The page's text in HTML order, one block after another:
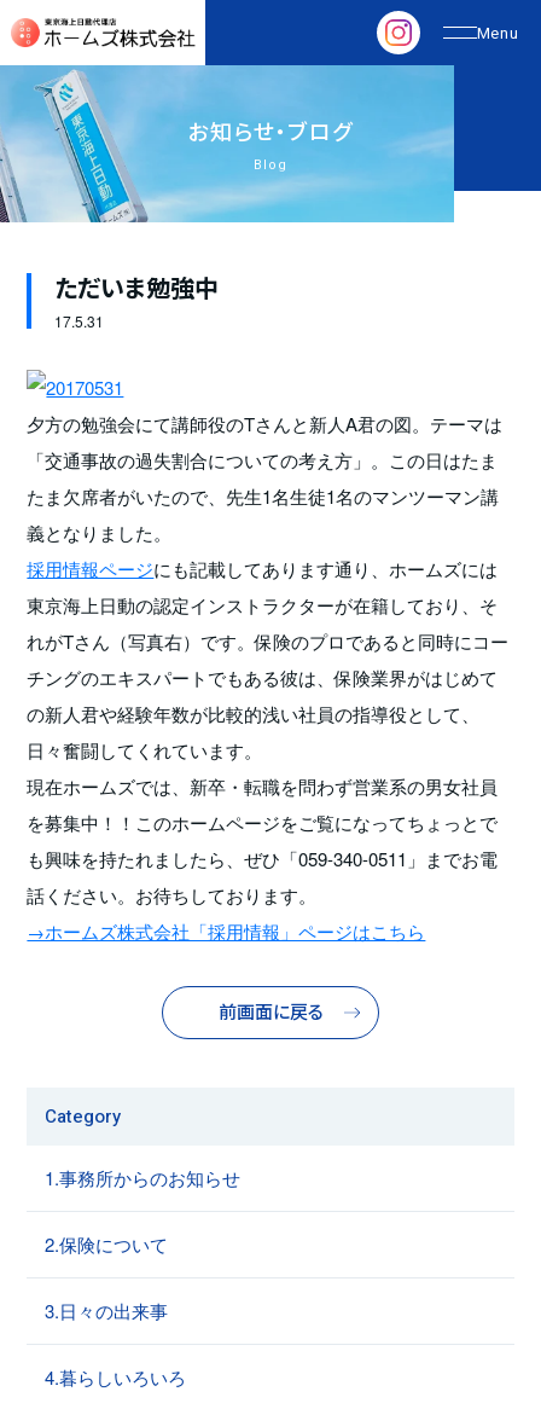
お知らせ・ブログ
Blog
ただいま勉強中
17.5.31
夕方の勉強会にて講師役のTさんと新人A君の図。テーマは
「交通事故の過失割合についての考え方」。この日はたま
たま欠席者がいたので、先生1名生徒1名のマンツーマン講
義となりました。
採用情報ページにも記載してあります通り、ホームズには
東京海上日動の認定インストラクターが在籍しており、そ
れがTさん（写真右）です。保険のプロであると同時にコー
チングのエキスパートでもある彼は、保険業界がはじめて
の新人君や経験年数が比較的浅い社員の指導役として、
日々奮闘してくれています。
現在ホームズでは、新卒・転職を問わず営業系の男女社員
を募集中！！このホームページをご覧になってちょっとで
も興味を持たれましたら、ぜひ「059-340-0511」までお電
話ください。お待ちしております。
→ホームズ株式会社「採用情報」ページはこちら
前画面に戻る
Category
1.事務所からのお知らせ
2.保険について
3.日々の出来事
4.暮らしいろいろ